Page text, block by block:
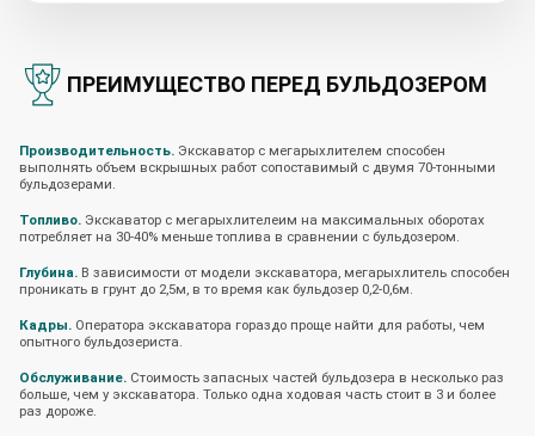
ПРЕИМУЩЕСТВО ПЕРЕД БУЛЬДОЗЕРОМ
Производительность. Экскаватор с мегарыхлителем способен
выполнять объем вскрышных работ сопоставимый с двумя 70-тонными
бульдозерами.
Топливо. Экскаватор с мегарыхлителеим на максимальных оборотах
потребляет на 30-40% меньше топлива в сравнении с бульдозером.
Глубина. В зависимости от модели экскаватора, мегарыхлитель способен
проникать в грунт до 2,5м, в то время как бульдозер 0,2-0,6м.
Кадры. Оператора экскаватора гораздо проще найти для работы, чем
опытного бульдозериста.
Обслуживание. Стоимость запасных частей бульдозера в несколько раз
больше, чем у экскаватора. Только одна ходовая часть стоит в 3 и более
раз дороже.